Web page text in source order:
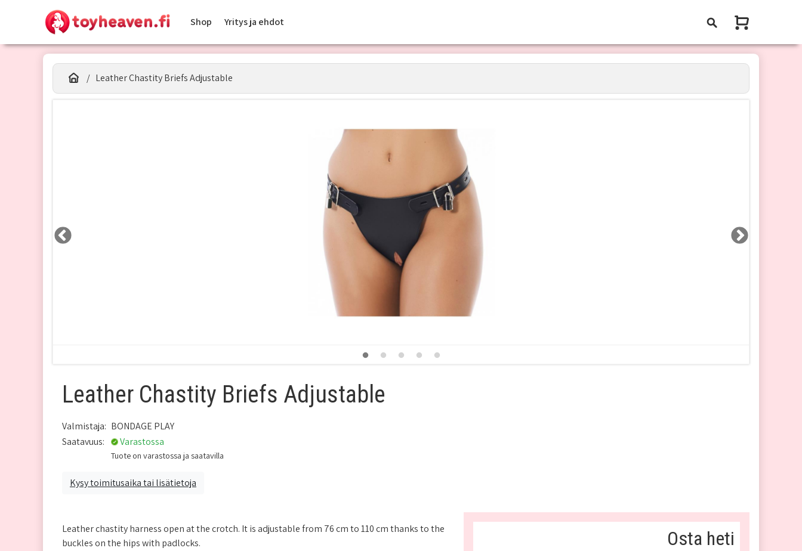
Shop Yritys ja ehdot
Leather Chastity Briefs Adjustable
Leather Chastity Briefs Adjustable
Valmistaja: BONDAGE PLAY
Saatavuus:
Varastossa
Tuote on varastossa ja saatavilla
Kysy toimitusaika tai lisätietoja
Leather chastity harness open at the crotch. It is adjustable from 76 cm to 110 cm thanks to the
buckles on the hips with padlocks.
Osta heti